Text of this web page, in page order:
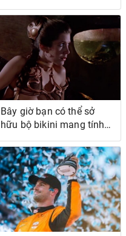
dẫn có cảm giác quá
nhàm chán
Bây giờ bạn có thể sở
hữu bộ bikini mang tính
biểu tượng nhất của khoa
học viễn tưởng